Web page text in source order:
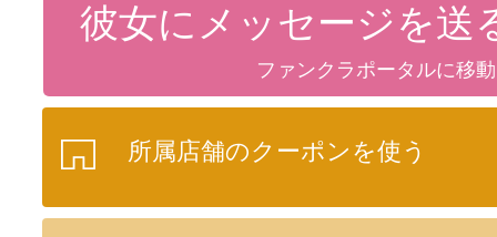
彼女にメッセージを送
ファンクラポータルに移
所属店舗のクーポンを使う